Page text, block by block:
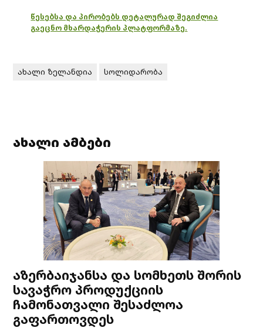
წესებსა და პირობებს დეტალურად შეგიძლია
გაეცნო მხარდაჭერის პლატფორმაზე.
ახალი ზელანდია სოლიდარობა
ახალი ამბები
აზერბაიჯანსა და სომხეთს შორის
სავაჭრო პროდუქციის
ჩამონათვალი შესაძლოა
გაფართოვდეს